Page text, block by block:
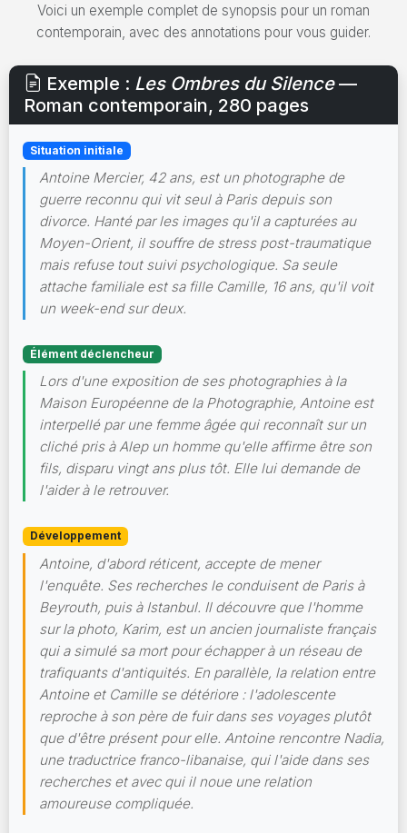
Voici un exemple complet de synopsis pour un roman
contemporain, avec des annotations pour vous guider.
Exemple : Les Ombres du Silence—
Roman contemporain, 280 pages
Situation initiale
Antoine Mercier, 42 ans, est un photographe de
guerre reconnu qui vit seul à Paris depuis son
divorce. Hanté par les images qu'il a capturées au
Moyen-Orient, il souffre de stress post-traumatique
mais refuse tout suivi psychologique. Sa seule
attache familiale est sa fille Camille, 16 ans, qu'il voit
un week-end sur deux.
Élément déclencheur
Lors d'une exposition de ses photographies à la
Maison Européenne de la Photographie, Antoine est
interpellé par une femme âgée qui reconnaît sur un
cliché pris à Alep un homme qu'elle affirme être son
fils, disparu vingt ans plus tôt. Elle lui demande de
l'aider à le retrouver.
Développement
Antoine, d'abord réticent, accepte de mener
l'enquête. Ses recherches le conduisent de Paris à
Beyrouth, puis à Istanbul. Il découvre que l'homme
sur la photo, Karim, est un ancien journaliste français
qui a simulé sa mort pour échapper à un réseau de
trafiquants d'antiquités. En parallèle, la relation entre
Antoine et Camille se détériore : l'adolescente
reproche à son père de fuir dans ses voyages plutôt
que d'être présent pour elle. Antoine rencontre Nadia,
une traductrice franco-libanaise, qui l'aide dans ses
recherches et avec qui il noue une relation
amoureuse compliquée.